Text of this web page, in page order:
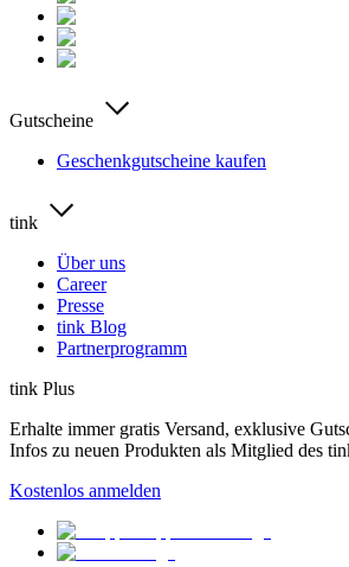
Gutscheine
Geschenkgutscheine kaufen
tink
Über uns
Career
Presse
tink Blog
Partnerprogramm
tink Plus
Erhalte immer gratis Versand, exklusive
Infos zu neuen Produkten als Mitglied des
Kostenlos anmelden